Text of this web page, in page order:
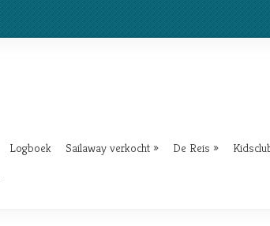
Logboek Sailaway verkocht » De Reis »